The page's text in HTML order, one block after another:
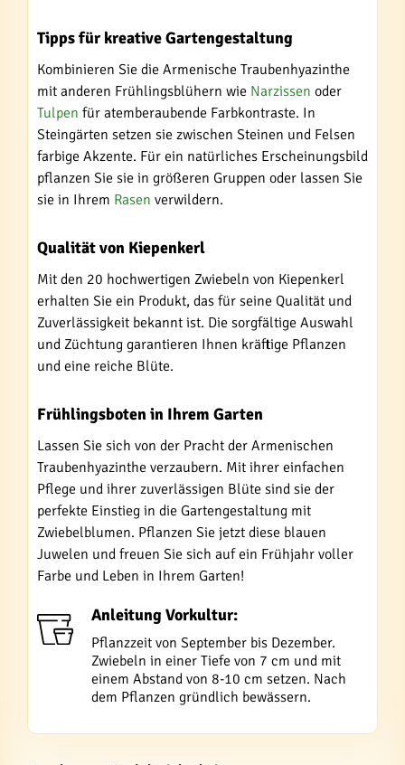
Tipps für kreative Gartengestaltung
Kombinieren Sie die Armenische Traubenhyazinthe
mit anderen Frühlingsblühern wie Narzissen oder
Tulpen für atemberaubende Farbkontraste. In
Steingärten setzen sie zwischen Steinen und Felsen
farbige Akzente. Für ein natürliches Erscheinungsbild
pflanzen Sie sie in größeren Gruppen oder lassen Sie
sie in Ihrem Rasen verwildern.
Qualität von Kiepenkerl
Mit den 20 hochwertigen Zwiebeln von Kiepenkerl
erhalten Sie ein Produkt, das für seine Qualität und
Zuverlässigkeit bekannt ist. Die sorgfältige Auswahl
und Züchtung garantieren Ihnen kräftige Pflanzen
und eine reiche Blüte.
Frühlingsboten in Ihrem Garten
Lassen Sie sich von der Pracht der Armenischen
Traubenhyazinthe verzaubern. Mit ihrer einfachen
Pflege und ihrer zuverlässigen Blüte sind sie der
perfekte Einstieg in die Gartengestaltung mit
Zwiebelblumen. Pflanzen Sie jetzt diese blauen
Juwelen und freuen Sie sich auf ein Frühjahr voller
Farbe und Leben in Ihrem Garten!
Anleitung Vorkultur:
Pflanzzeit von September bis Dezember.
Zwiebeln in einer Tiefe von 7 cm und mit
einem Abstand von 8-10 cm setzen. Nach
dem Pflanzen gründlich bewässern.